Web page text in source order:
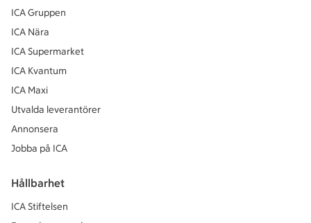
ICA Gruppen
ICA Nära
ICA Supermarket
ICA Kvantum
ICA Maxi
Utvalda leverantörer
Annonsera
Jobba på ICA
Hållbarhet
ICA Stiftelsen